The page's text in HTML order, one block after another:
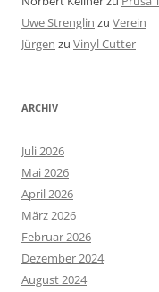
Uwe Strenglin zu Verein
Jürgen zu Vinyl Cutter
ARCHIV
Juli 2026
Mai 2026
April 2026
März 2026
Februar 2026
Dezember 2024
August 2024